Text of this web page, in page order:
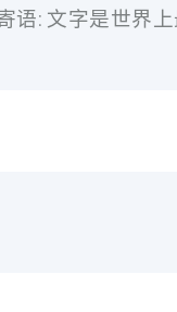
语: 文字是世界